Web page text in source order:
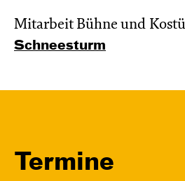
Mitarbeit Bühne und
Schnee­sturm
Termine